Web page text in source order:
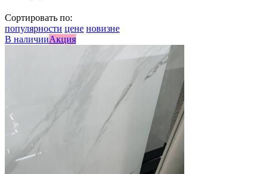
Сортировать по:
популярности цене новизне
В наличииАкция